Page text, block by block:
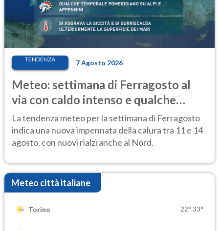
TENDENZA 7 Agosto 2026
Meteo: settimana di Ferragosto al
via con caldo intenso e qualche
temporale
La tendenza meteo per la settimana di Ferragosto
indica una nuova impennata della calura tra 11 e 14
agosto, con nuovi rialzi anche al Nord.
Meteo città italiane
Torino 22° 33°